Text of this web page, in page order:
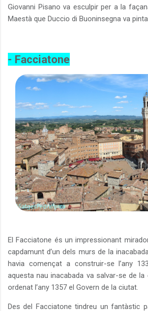
Giovanni Pisano va esculpir per a la
Maestà que Duccio di Buoninsegna va
- Facciatone
El Facciatone és un impressionant
capdamunt d’un dels murs de la
havia començat a construir-se l’any
aquesta nau inacabada va salvar-se de la
ordenat l’any 1357 el Govern de la ciutat.
Des del Facciatone tindreu un fantàstic